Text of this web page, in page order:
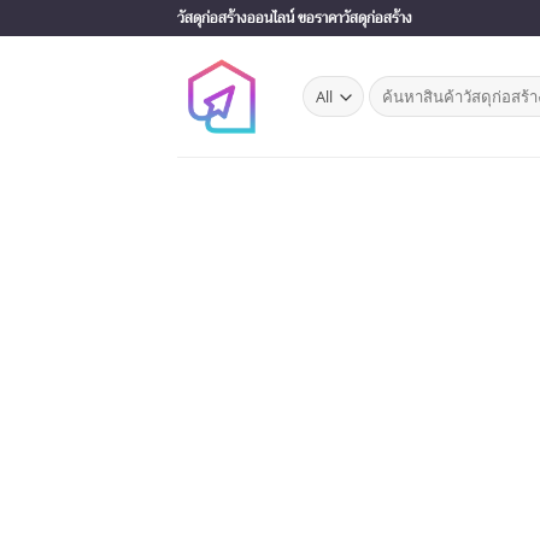
to
วัสดุก่อสร้างออนไลน์ ขอราคาวัสดุก่อสร้าง
Search
for: